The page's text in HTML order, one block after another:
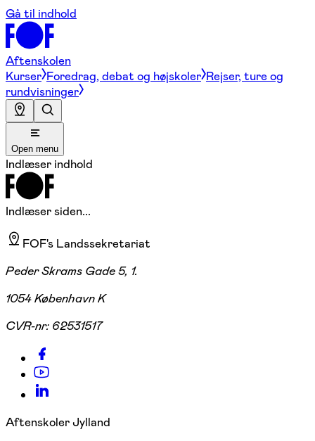
Gå til indhold
Aftenskolen
Kurser Foredrag, debat og højskoler Rejser, ture og
rundvisninger
Open menu
Indlæser indhold
Indlæser siden...
FOF's Landssekretariat
Peder Skrams Gade 5, 1.
1054 København K
CVR-nr: 62531517
Aftenskoler Jylland